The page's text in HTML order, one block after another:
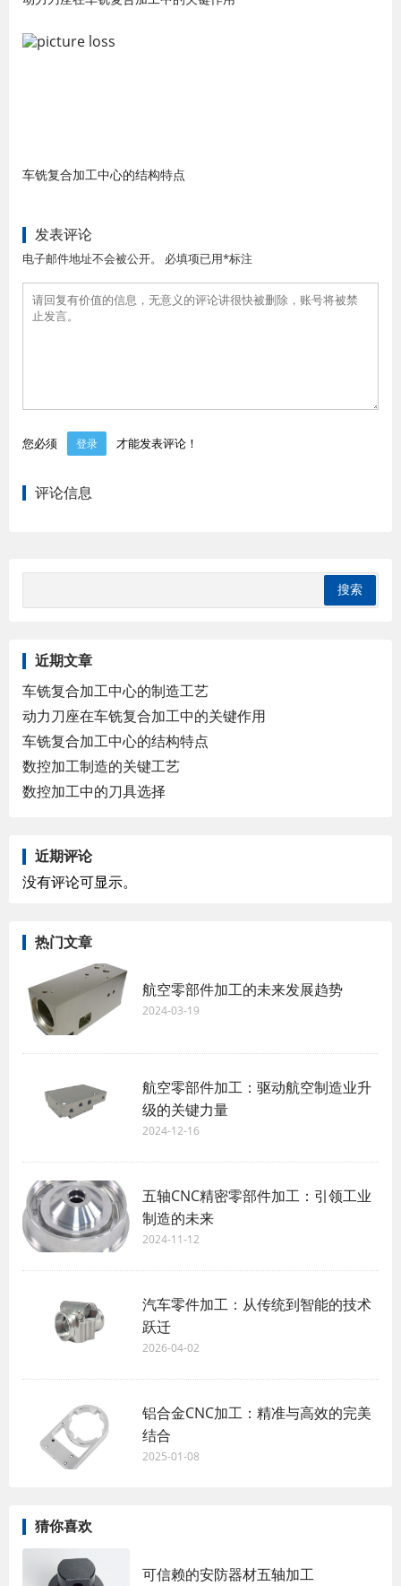
车铣复合加工中心的结构特点
发表评论
电子邮件地址不会被公开。 必填项已用*标注
您必须 登录 才能发表评论！
评论信息
近期文章
车铣复合加工中心的制造工艺
动力刀座在车铣复合加工中的关键作用
车铣复合加工中心的结构特点
数控加工制造的关键工艺
数控加工中的刀具选择
近期评论
没有评论可显示。
热门文章
航空零部件加工的未来发展趋势
2024-03-19
航空零部件加工：驱动航空制造业升
级的关键力量
2024-12-16
五轴CNC精密零部件加工：引领工业
制造的未来
2024-11-12
汽车零件加工：从传统到智能的技术
跃迁
2026-04-02
铝合金CNC加工：精准与高效的完美
结合
2025-01-08
猜你喜欢
可信赖的安防器材五轴加工